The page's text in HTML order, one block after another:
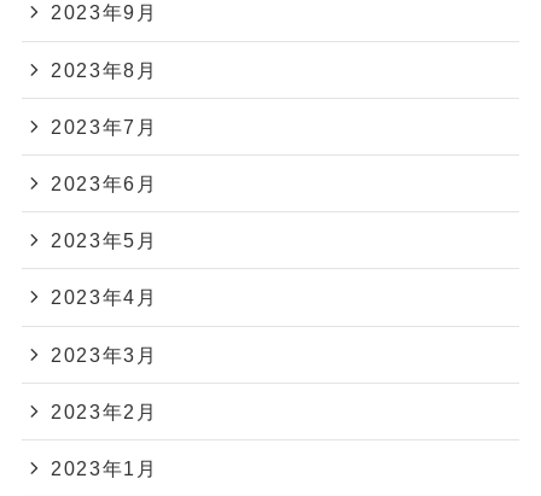
2023年9月
2023年8月
2023年7月
2023年6月
2023年5月
2023年4月
2023年3月
2023年2月
2023年1月